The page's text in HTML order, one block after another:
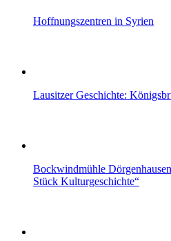
Hoffnungszentren in Syrien
Lausitzer Geschichte:
Bockwindmühle
Stück Kulturgeschichte“